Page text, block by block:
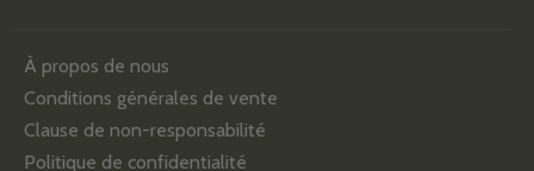
À propos de nous
Conditions générales de vente
Clause de non-responsabilité
Politique de confidentialité